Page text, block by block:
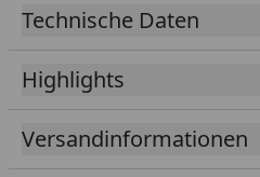
Lastenräder. Dank
funktioniert das
Wer es etwas weniger
möchte, kann das BORDO™
Technische Daten
Highlights
Versandinformationen